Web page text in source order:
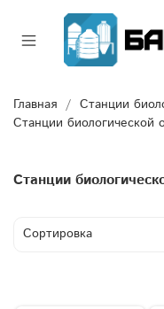
Главная
Станции
Станции биологической
Станции